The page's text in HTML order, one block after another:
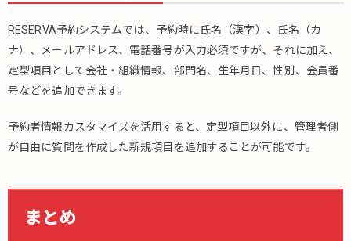
RESERVA予約システムでは、予約時に氏名（漢字）、氏名（カ
ナ）、メールアドレス、電話番号が入力必須ですが、それに加え、
定型項目として会社・組織情報、部門名、生年月日、性別、会員番
号などを追加できます。
予約者情報カスタマイズを活用すると、定型項目以外に、管理者側
が自由に質問を作成した新規項目を追加することが可能です。
まとめ